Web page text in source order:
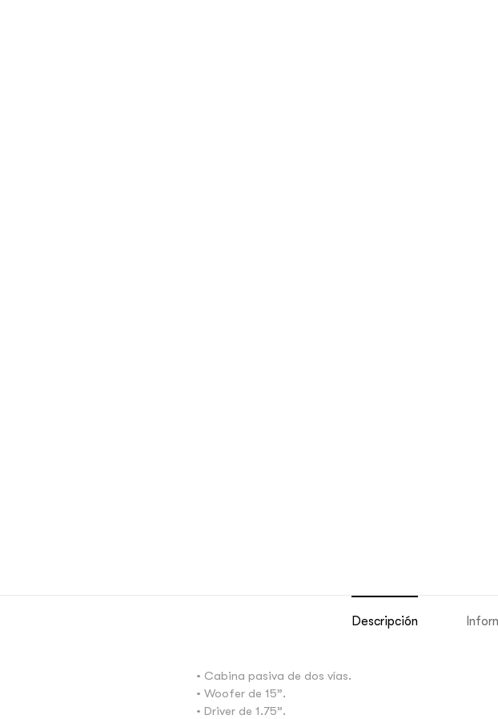
Descripción
• Cabina pasiva de dos vías.
• Woofer de 15”.
• Driver de 1.75”.